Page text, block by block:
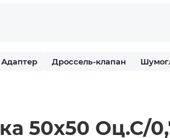
Адаптер Дроссель-клапан
50х50 Оц.С/